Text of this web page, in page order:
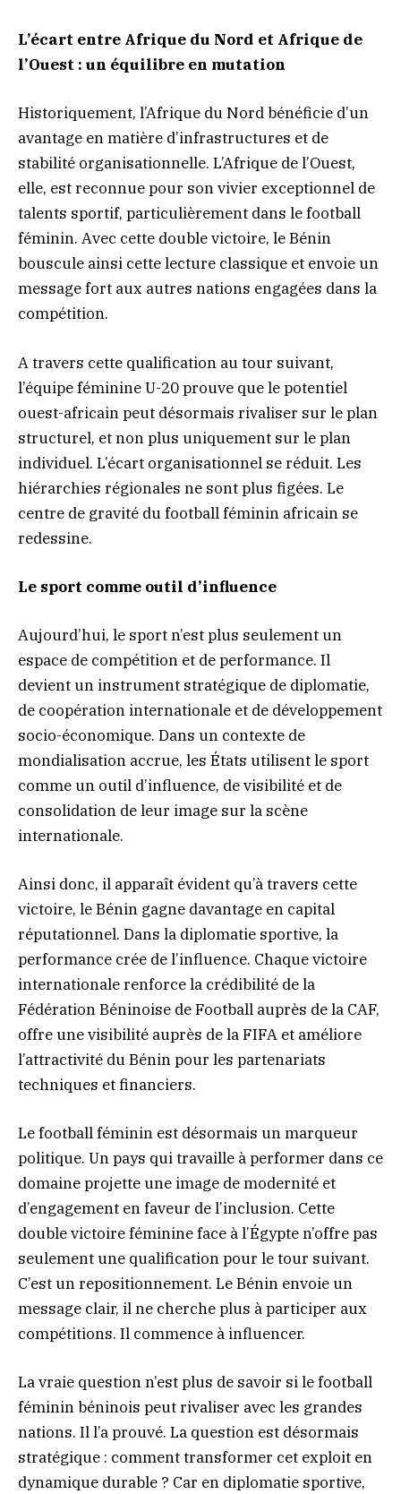
L’écart entre Afrique du Nord et Afrique de
l’Ouest : un équilibre en mutation
Historiquement, l’Afrique du Nord bénéficie d’un
avantage en matière d’infrastructures et de
stabilité organisationnelle. L’Afrique de l’Ouest,
elle, est reconnue pour son vivier exceptionnel de
talents sportif, particulièrement dans le football
féminin. Avec cette double victoire, le Bénin
bouscule ainsi cette lecture classique et envoie un
message fort aux autres nations engagées dans la
compétition.
A travers cette qualification au tour suivant,
l’équipe féminine U-20 prouve que le potentiel
ouest-africain peut désormais rivaliser sur le plan
structurel, et non plus uniquement sur le plan
individuel. L’écart organisationnel se réduit. Les
hiérarchies régionales ne sont plus figées. Le
centre de gravité du football féminin africain se
redessine.
Le sport comme outil d’influence
Aujourd’hui, le sport n’est plus seulement un
espace de compétition et de performance. Il
devient un instrument stratégique de diplomatie,
de coopération internationale et de développement
socio-économique. Dans un contexte de
mondialisation accrue, les États utilisent le sport
comme un outil d’influence, de visibilité et de
consolidation de leur image sur la scène
internationale.
Ainsi donc, il apparaît évident qu’à travers cette
victoire, le Bénin gagne davantage en capital
réputationnel. Dans la diplomatie sportive, la
performance crée de l’influence. Chaque victoire
internationale renforce la crédibilité de la
Fédération Béninoise de Football auprès de la CAF,
offre une visibilité auprès de la FIFA et améliore
l’attractivité du Bénin pour les partenariats
techniques et financiers.
Le football féminin est désormais un marqueur
politique. Un pays qui travaille à performer dans ce
domaine projette une image de modernité et
d’engagement en faveur de l’inclusion. Cette
double victoire féminine face à l’Égypte n’offre pas
seulement une qualification pour le tour suivant.
C’est un repositionnement. Le Bénin envoie un
message clair, il ne cherche plus à participer aux
compétitions. Il commence à influencer.
La vraie question n’est plus de savoir si le football
féminin béninois peut rivaliser avec les grandes
nations. Il l’a prouvé. La question est désormais
stratégique : comment transformer cet exploit en
dynamique durable ? Car en diplomatie sportive,